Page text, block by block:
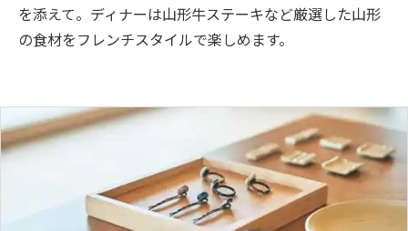
を添えて。ディナーは山形牛ステーキなど厳選した山形
の食材をフレンチスタイルで楽しめます。